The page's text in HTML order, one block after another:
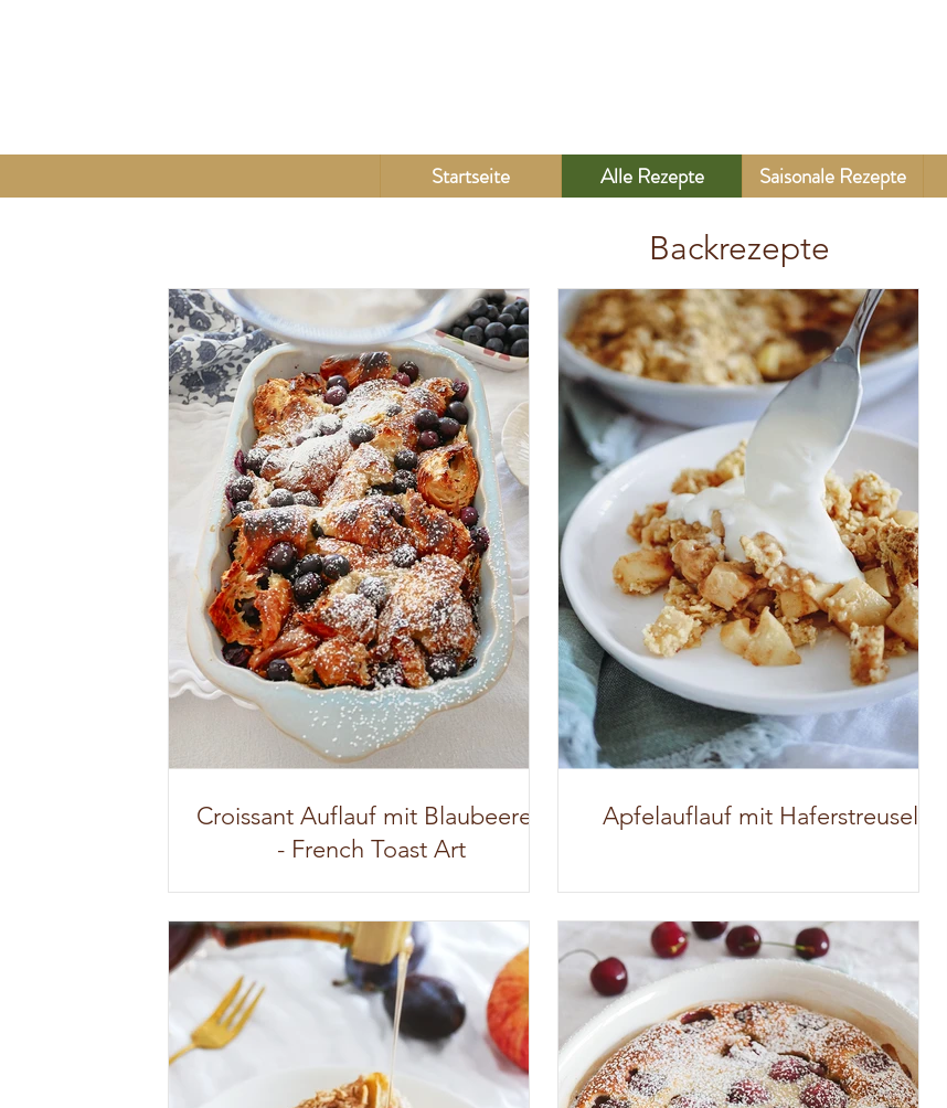
Startseite Alle Rezepte Saisonale Rezepte
Backrezepte
Croissant Auflauf mit Blaubeeren
- French Toast Art
Apfelauflauf mit Haferstreusel